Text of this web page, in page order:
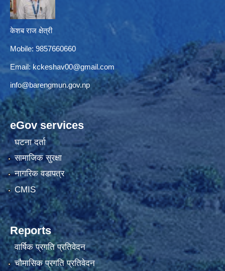
केशब राज क्षेत्री
Mobile: 9857660660
Email: kckeshav00@gmail.com
info@barengmun.gov.np
eGov services
घटना दर्ता
सामाजिक सुरक्षा
नागरिक वडापत्र
CMIS
Reports
वार्षिक प्रगति प्रतिवेदन
चौमासिक प्रगति प्रतिवेदन